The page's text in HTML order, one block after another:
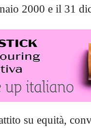
2000 e il 31
su equità,